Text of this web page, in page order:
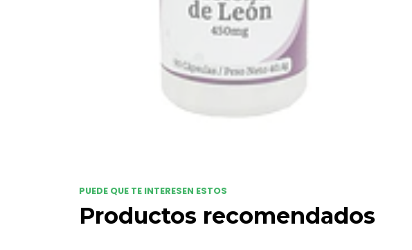
PUEDE QUE TE INTERESEN ESTOS
Productos recomendados